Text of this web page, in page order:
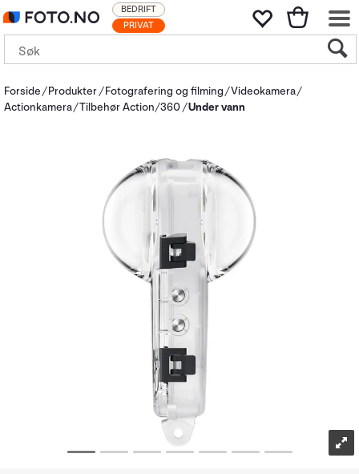
PRIVAT
BEDRIFT
Forside Produkter Fotografering og filming Videokamera
Actionkamera Tilbehør Action/360 Under vann